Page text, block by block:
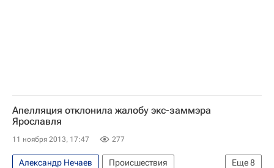
Апелляция отклонила жалобу экс-заммэра
Ярославля
11 ноября 2013, 17:47 277
Еще8
Александр Нечаев
Происшествия